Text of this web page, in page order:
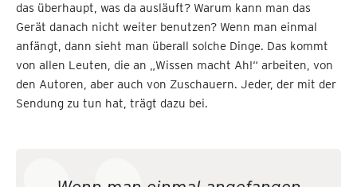
das überhaupt, was da ausläuft? Warum kann man das
Gerät danach nicht weiter benutzen? Wenn man einmal
anfängt, dann sieht man überall solche Dinge. Das kommt
von allen Leuten, die an „Wissen macht Ah!“ arbeiten, von
den Autoren, aber auch von Zuschauern. Jeder, der mit der
Sendung zu tun hat, trägt dazu bei.